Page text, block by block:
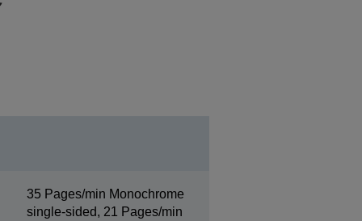
35 Pages/min Monochrome
single-sided, 21 Pages/min